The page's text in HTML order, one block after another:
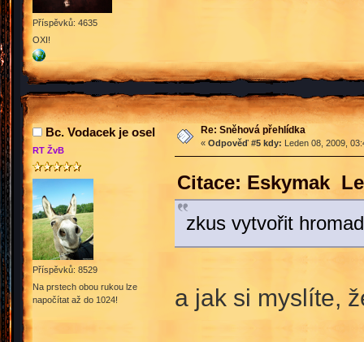
Příspěvků: 4635
OXI!
Bc. Vodacek je osel
RT ŽvB
Příspěvků: 8529
Na prstech obou rukou lze
napočítat až do 1024!
Re: Sněhová přehlídka
« Odpověď #5 kdy: Leden 08, 2009,
Citace: Eskymak
zkus vytvořit
a jak si myslíte,